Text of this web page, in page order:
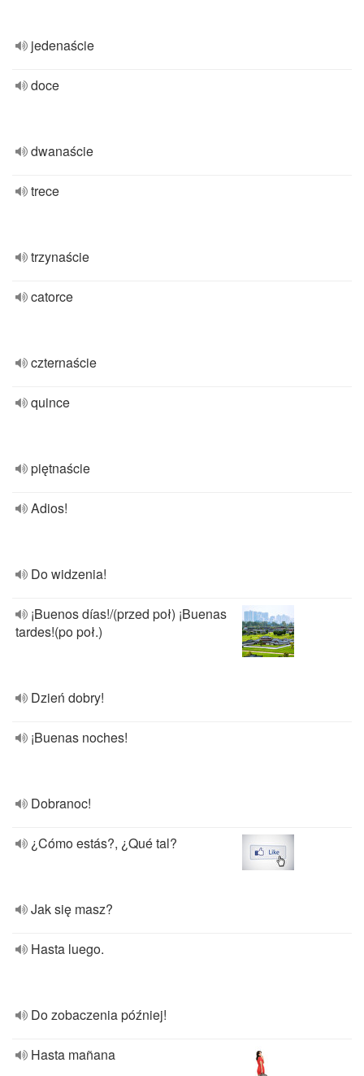
jedenaście
doce
dwanaście
trece
trzynaście
catorce
czternaście
quince
piętnaście
Adios!
Do widzenia!
¡Buenos días!/(przed poł) ¡Buenas
tardes!(po poł.)
Dzień dobry!
¡Buenas noches!
Dobranoc!
¿Cómo estás?, ¿Qué tal?
Jak się masz?
Hasta luego.
Do zobaczenia później!
Hasta mañana